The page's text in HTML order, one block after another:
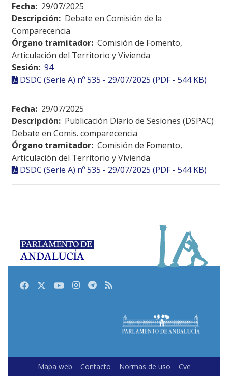
Fecha: 29/07/2025
Descripción: Debate en Comisión de la
Comparecencia
Órgano tramitador: Comisión de Fomento,
Articulación del Territorio y Vivienda
Sesión: 94
DSDC (Serie A) nº 535 - 29/07/2025 (PDF - 544 KB)
Fecha: 29/07/2025
Descripción: Publicación Diario de Sesiones (DSPAC)
Debate en Comis. comparecencia
Órgano tramitador: Comisión de Fomento,
Articulación del Territorio y Vivienda
DSDC (Serie A) nº 535 - 29/07/2025 (PDF - 544 KB)
FacebookTwitterYoutubeInstagram
Telegram
RSS
Mapa web Contacto Normas de uso Cve